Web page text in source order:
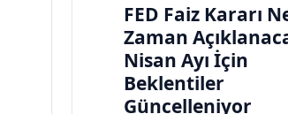
FED Faiz Kararı
Zaman
Nisan Ayı İçin
Beklentiler
Güncelleniyor